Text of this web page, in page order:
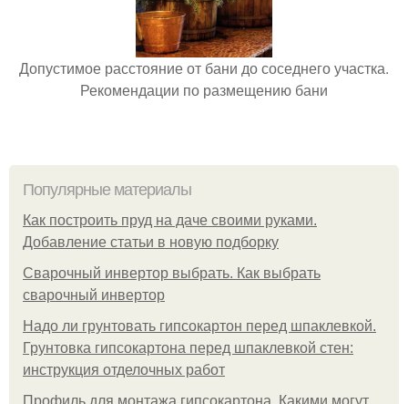
Допустимое расстояние от бани до соседнего участка.
Рекомендации по размещению бани
Популярные материалы
Как построить пруд на даче своими руками.
Добавление статьи в новую подборку
Сварочный инвертор выбрать. Как выбрать
сварочный инвертор
Надо ли грунтовать гипсокартон перед шпаклевкой.
Грунтовка гипсокартона перед шпаклевкой стен:
инструкция отделочных работ
Профиль для монтажа гипсокартона. Какими могут